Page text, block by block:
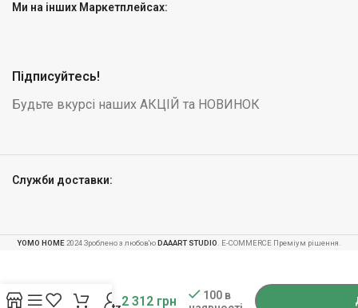
Ми на інших Маркетплейсах:
Підписуйтесь!
Будьте вкурсі наших АКЦІЙ та НОВИНОК
Служби доставки:
YOMO HOME 2024 Зроблено з любов'юDAAART STUDIO . E-COMMERCE Преміум рішення.
радіо
2 312 грн
100 в